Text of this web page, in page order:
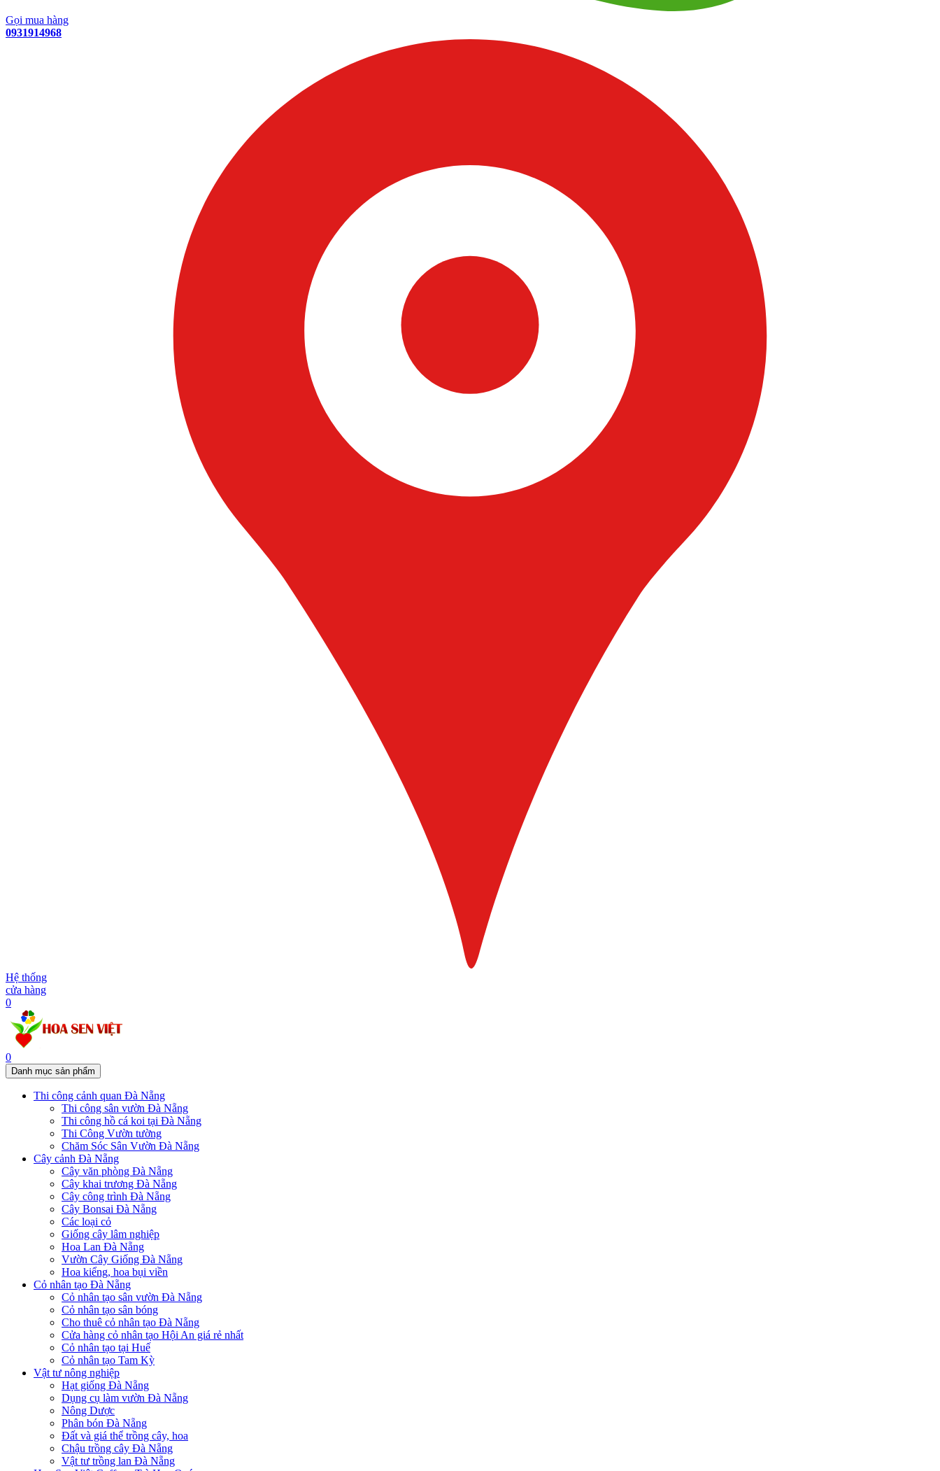
Gọi mua hàng
0931914968
Hệ thống
cửa hàng
0
0
Danh mục sản phẩm
Thi công cảnh quan Đà Nẵng
Thi công sân vườn Đà Nẵng
Thi công hồ cá koi tại Đà Nẵng
Thi Công Vườn tường
Chăm Sóc Sân Vườn Đà Nẵng
Cây cảnh Đà Nẵng
Cây văn phòng Đà Nẵng
Cây khai trương Đà Nẵng
Cây công trình Đà Nẵng
Cây Bonsai Đà Nẵng
Các loại cỏ
Giống cây lâm nghiệp
Hoa Lan Đà Nẵng
Vườn Cây Giống Đà Nẵng
Hoa kiểng, hoa bụi viền
Cỏ nhân tạo Đà Nẵng
Cỏ nhân tạo sân vườn Đà Nẵng
Cỏ nhân tạo sân bóng
Cho thuê cỏ nhân tạo Đà Nẵng
Cửa hàng cỏ nhân tạo Hội An giá rẻ nhất
Cỏ nhân tạo tại Huế
Cỏ nhân tạo Tam Kỳ
Vật tư nông nghiệp
Hạt giống Đà Nẵng
Dụng cụ làm vườn Đà Nẵng
Nông Dược
Phân bón Đà Nẵng
Đất và giá thể trồng cây, hoa
Chậu trồng cây Đà Nẵng
Vật tư trồng lan Đà Nẵng